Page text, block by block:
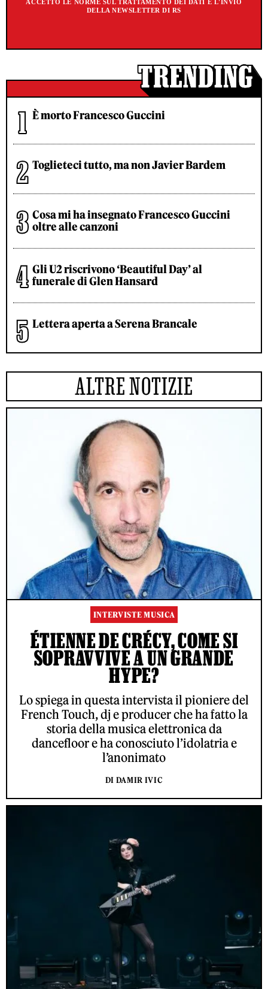
ACCETTO LE NORME SUL TRATTAMENTO DEI DATI E L'INVIO
DELLA NEWSLETTER DI RS
È morto Francesco Guccini
Toglieteci tutto, ma non Javier Bardem
Cosa mi ha insegnato Francesco Guccini
oltre alle canzoni
Gli U2 riscrivono ‘Beautiful Day’ al
funerale di Glen Hansard
Lettera aperta a Serena Brancale
ALTRE NOTIZIE
INTERVISTE MUSICA
ÉTIENNE DE CRÉCY, COME SI
SOPRAVVIVE A UN GRANDE
HYPE?
Lo spiega in questa intervista il pioniere del
French Touch, dj e producer che ha fatto la
storia della musica elettronica da
dancefloor e ha conosciuto l’idolatria e
l’anonimato
DI DAMIR IVIC